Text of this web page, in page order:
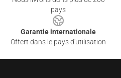
pays
Garantie internationale
Offert dans le pays d'utilisation